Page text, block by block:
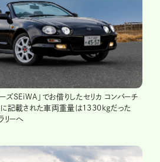
ズSEiWA」でお借りしたセリカ コンバーチ
記載された車両重量は1330kgだった
リーへ